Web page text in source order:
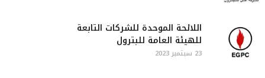
اللائحة الموحدة للشركات التابعة
للهيئة العامة للبترول
23 سبتمبر 2023